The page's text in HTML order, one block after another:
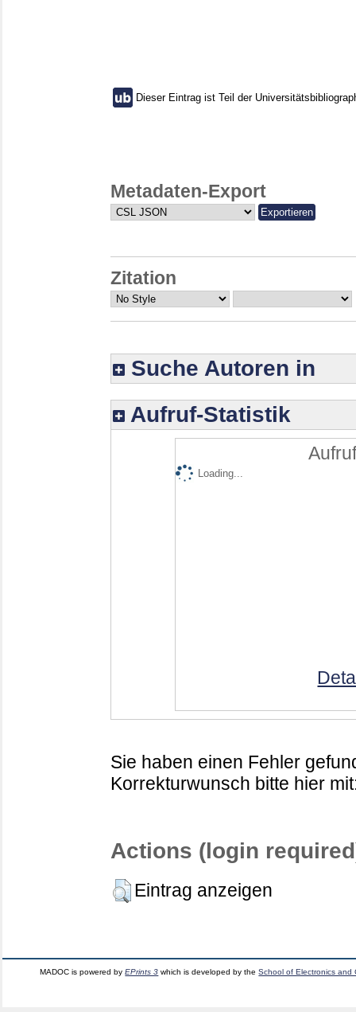
Dieser Eintrag ist Teil der
Metadaten-Export
Zitation
Suche Autoren in
Aufruf-Statistik
Loading...
Sie haben einen Fehler
Korrekturwunsch bitte hier
Actions (login
Eintrag anzeigen
MADOC is powered byEPrints 3 which is developed by theSchool of Electronics and